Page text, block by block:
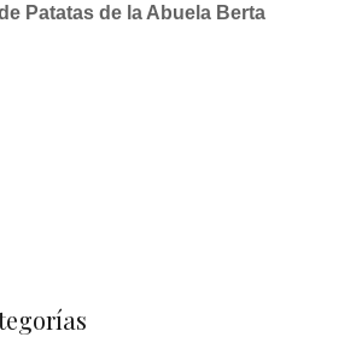
Patatas de la Abuela Berta